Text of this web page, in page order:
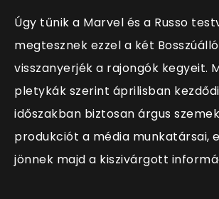
Úgy tűnik a Marvel és a Russo
megtesznek ezzel a két
visszanyerjék a rajongók kegyeit.
pletykák szerint áprilisban
időszakban biztosan árgus
produkciót a média munkatársai,
jönnek majd a kiszivárgott